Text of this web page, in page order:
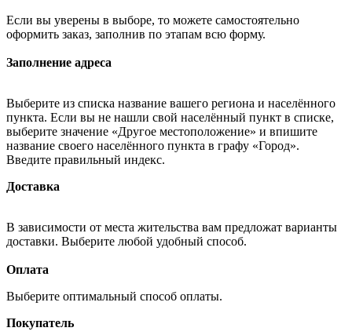
Если вы уверены в выборе, то можете самостоятельно
оформить заказ, заполнив по этапам всю форму.
Заполнение адреса
Выберите из списка название вашего региона и населённого
пункта. Если вы не нашли свой населённый пункт в списке,
выберите значение «Другое местоположение» и впишите
название своего населённого пункта в графу «Город».
Введите правильный индекс.
Доставка
В зависимости от места жительства вам предложат варианты
доставки. Выберите любой удобный способ.
Оплата
Выберите оптимальный способ оплаты.
Покупатель